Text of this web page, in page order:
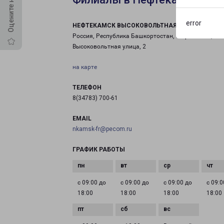
error
НЕФТЕКАМСК ВЫСОКОВОЛЬТНАЯ
Россия, Республика Башкортостан, Нефтекамск,
Высоковольтная улица, 2
на карте
ТЕЛЕФОН
8(34783) 700-61
EMAIL
nkamsk-fr@pecom.ru
ГРАФИК РАБОТЫ
с 09:00 до
18:00
с 09:00 до
18:00
с 09:00 до
18:00
с
18:00